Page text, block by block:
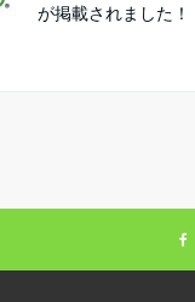
が掲載されました！